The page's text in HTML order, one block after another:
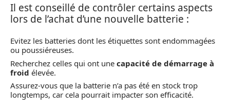
Il est conseillé de contrôler certains aspects
lors de l’achat d’une nouvelle batterie :
Evitez les batteries dont les étiquettes sont endommagées
ou poussiéreuses.
Recherchez celles qui ont une capacité de démarrage à
froid élevée.
Assurez-vous que la batterie n’a pas été en stock trop
longtemps, car cela pourrait impacter son efficacité.